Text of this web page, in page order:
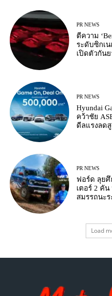
PR NEWS
ตีความ
ระดับซิกเ
เปิดตัวกัน
PR NEWS
Hyundai
คว้าชัย
ดีลแรงลด
PR NEWS
ฟอร์ด ลุยศึ
เตอร์ 2 คั
สมรรถนะ
Load